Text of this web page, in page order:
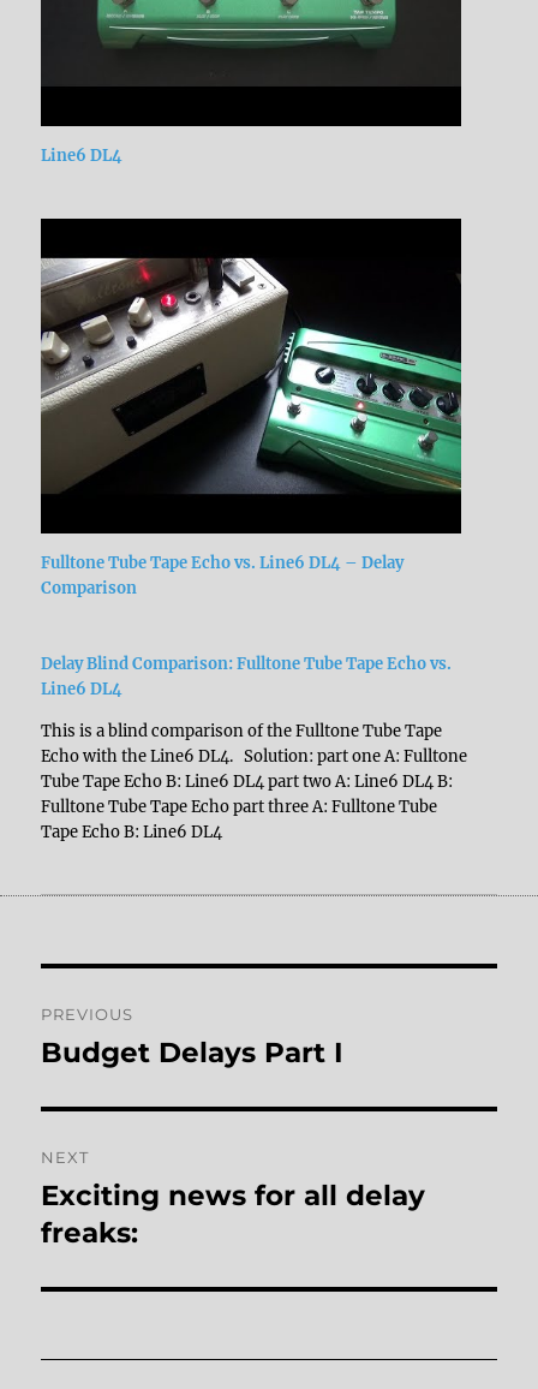
Line6 DL4
Fulltone Tube Tape Echo vs. Line6 DL4 – Delay
Comparison
Delay Blind Comparison: Fulltone Tube Tape Echo vs.
Line6 DL4
This is a blind comparison of the Fulltone Tube Tape
Echo with the Line6 DL4. Solution: part one A: Fulltone
Tube Tape Echo B: Line6 DL4 part two A: Line6 DL4 B:
Fulltone Tube Tape Echo part three A: Fulltone Tube
Tape Echo B: Line6 DL4
navigation
PREVIOUS
Previous
Budget Delays Part I
NEXT
Next
post:
Exciting news for all delay
freaks: